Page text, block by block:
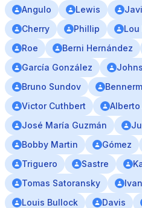
Angulo Lewis
Cherry
Phillip Lou
Roe
Berni Hernández
García González
Bruno Sundov
Victor Cuthbert
Alberto
José María Guzmán
Bobby Martin
Gómez
Triguero
Sastre
Tomas Satoransky
Louis Bullock
Davis